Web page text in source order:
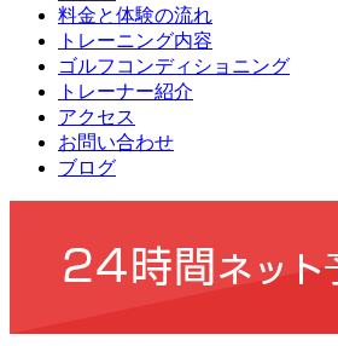
料金と体験の流れ
トレーニング内容
ゴルフコンディショニング
トレーナー紹介
アクセス
お問い合わせ
ブログ